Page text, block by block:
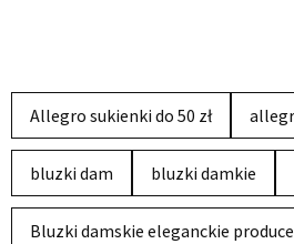
Allegro sukienki do 50 zł
bluzki dam bluzki damkie
Bluzki damskie eleganckie